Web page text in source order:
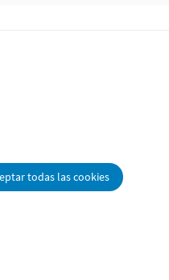
todas las cookies